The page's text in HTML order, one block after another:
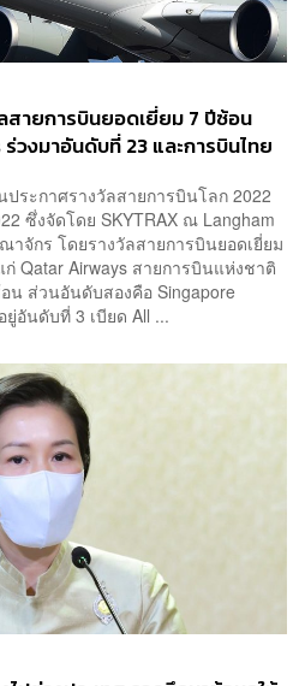
สายการบินยอดเยี่ยม 7 ปีซ้อน
งมาอันดับที่ 23 และการบินไทย
ประกาศรางวัลสายการบินโลก 2022
ซึ่งจัดโดย SKYTRAX ณ Langham
จักร โดยรางวัลสายการบินยอดเยี่ยม
Qatar Airways สายการบินแห่งชาติ
น ส่วนอันดับสองคือ Singapore
อันดับที่ 3 เบียด All ...